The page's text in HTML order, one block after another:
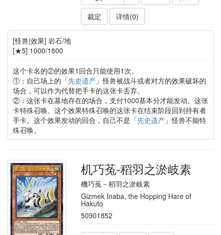
裁定
详情(0)
[怪兽|效果] 岩石/地
[★5] 1000/1800
这个卡名的②的效果1回合只能使用1次。
①：自己场上的「先史遗产」怪兽被战斗或者对方的效果破坏的
场合，可以作为代替把手卡的这张卡丢弃。
②：这张卡在墓地存在的场合，支付1000基本分才能发动。这张
卡特殊召唤。这个效果特殊召唤的这张卡在结束阶段回到持有者
手卡。这个效果发动的回合，自己不是「先史遗产」怪兽不能特
殊召唤。
机巧菟-稻羽之淤岐素
機巧菟－稻羽之淤岐素
Gizmek Inaba, the Hopping Hare of
Hakuto
50901852